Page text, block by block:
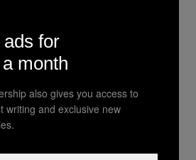
Designet var
de kunne finde eller
for
month
also gives you access to
writing and exclusive new